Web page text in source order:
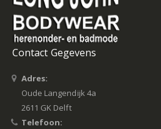
Contact Gegevens
Adres:
Oude Langendijk 4a
2611 GK Delft
Telefoon: